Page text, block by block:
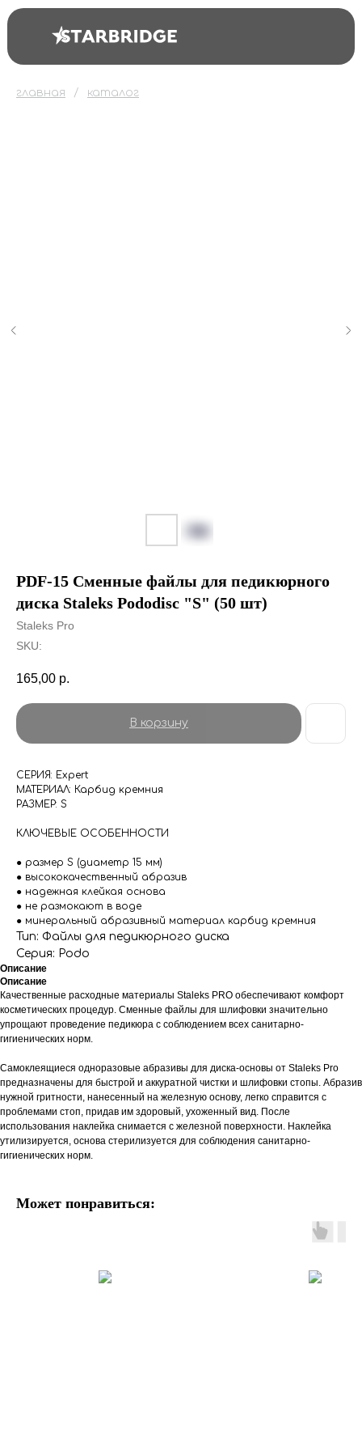
главная каталог
PDF-15 Сменные файлы для педикюрного
диска Staleks Pododisc "S" (50 шт)
Staleks Pro
SKU:
165,00 р.
В корзину
СЕРИЯ: Expert
МАТЕРИАЛ: Карбид кремния
РАЗМЕР: S
КЛЮЧЕВЫЕ ОСОБЕННОСТИ
● размер S (диаметр 15 мм)
● высококачественный абразив
● надежная клейкая основа
● не размокают в воде
● минеральный абразивный материал карбид кремния
Тип: Файлы для педикюрного диска
Серия: Podo
Описание
Описание
Качественные расходные материалы Staleks PRO обеспечивают комфорт
косметических процедур. Сменные файлы для шлифовки значительно
упрощают проведение педикюра с соблюдением всех санитарно-
гигиенических норм.
Самоклеящиеся одноразовые абразивы для диска-основы от Staleks Pro
предназначены для быстрой и аккуратной чистки и шлифовки стопы. Абразив
нужной гритности, нанесенный на железную основу, легко справится с
проблемами стоп, придав им здоровый, ухоженный вид. После
использования наклейка снимается с железной поверхности. Наклейка
утилизируется, основа стерилизуется для соблюдения санитарно-
гигиенических норм.
Может понравиться: